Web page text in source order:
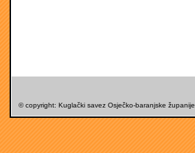
© copyright: Kuglački savez Osječko-baranjske županije